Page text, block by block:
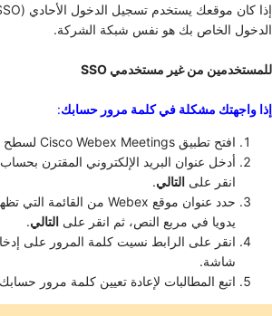
الدخول الخاص بك هو نفس شبكة الشركة.
للمستخدمين من غير مستخدمي SSO
إذا واجهتك مشكلة في كلمة مرور حسابك:
افتح تطبيق Cisco Webex Meetings لسطح المكتب أو أدوات الإنتاجية.
انقر على التالي.
حدد عنوان موقع Webex من القائمة التي تظهر، أو أدخل
يدويا في مربع النص، ثم انقر على التالي.
انقر على الرابط نسيت كلمة المرور على
شاشة.
اتبع المطالبات لإعادة تعيين كلمة مرور